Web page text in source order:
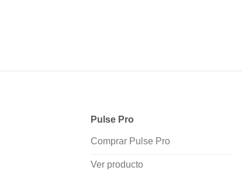
Pulse Pro
Comprar Pulse Pro
Ver producto